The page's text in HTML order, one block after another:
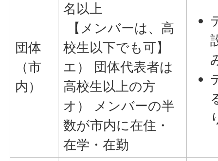
団体
（市
内）
名以上
【メンバーは、高
校生以下でも可】
エ） 団体代表者は
高校生以上の方
オ） メンバーの半
数が市内に在住・
在学・在勤